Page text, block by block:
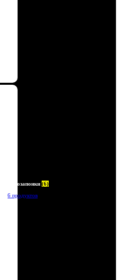
Автозапонки (6)
6 продуктов